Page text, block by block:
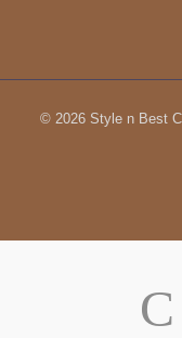
© 2026 Style n Best